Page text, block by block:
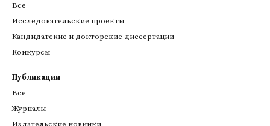
Все
Исследовательские проекты
Кандидатские и докторские диссертации
Конкурсы
Публикации
Все
Журналы